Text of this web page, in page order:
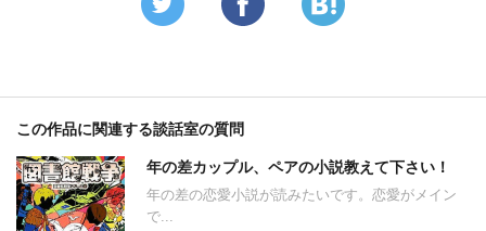
この作品に関連する談話室の質問
年の差カップル、ペアの小説教えて下さい！
年の差の恋愛小説が読みたいです。恋愛がメイン
で...